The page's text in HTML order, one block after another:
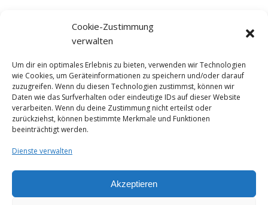
Cookie-Zustimmung
verwalten
Um dir ein optimales Erlebnis zu bieten, verwenden wir Technologien
wie Cookies, um Geräteinformationen zu speichern und/oder darauf
zuzugreifen. Wenn du diesen Technologien zustimmst, können wir
Daten wie das Surfverhalten oder eindeutige IDs auf dieser Website
verarbeiten. Wenn du deine Zustimmung nicht erteilst oder
zurückziehst, können bestimmte Merkmale und Funktionen
beeinträchtigt werden.
Dienste verwalten
Akzeptieren
mail@christine-frischke.de
MEHR VON MIR
Profil bei Torial
Profil bei Freischreiber